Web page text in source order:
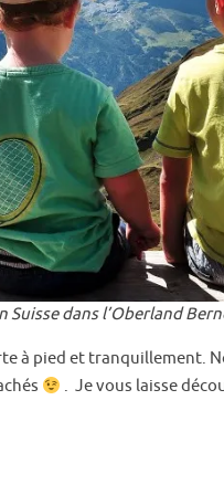
Suisse dans l’Oberland
à pied et tranquillement.
. Je vous laisse